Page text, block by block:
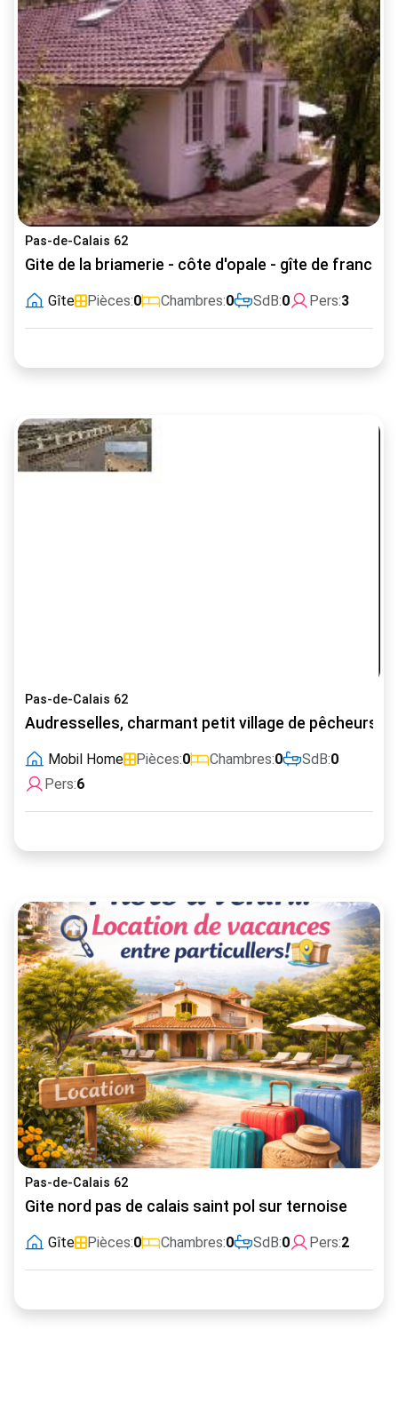
Pas-de-Calais 62
Gite de la briamerie - côte d'opale - gîte de france
Gîte Pièces:0 Chambres:0 SdB:0 Pers:3
Pas-de-Calais 62
Audresselles, charmant petit village de pêcheurs
Mobil Home Pièces:0 Chambres:0 SdB:0
Pers:6
Pas-de-Calais 62
Gite nord pas de calais saint pol sur ternoise
Gîte Pièces:0 Chambres:0 SdB:0 Pers:2